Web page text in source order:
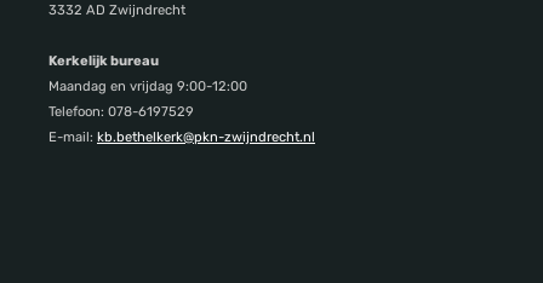
3332 AD Zwijndrecht
Kerkelijk bureau
Maandag en vrijdag 9:00-12:00
Telefoon: 078-6197529
E-mail: kb.bethelkerk@pkn-zwijndrecht.nl